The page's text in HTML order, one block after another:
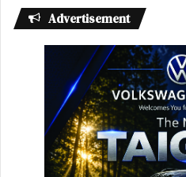
Advertisement